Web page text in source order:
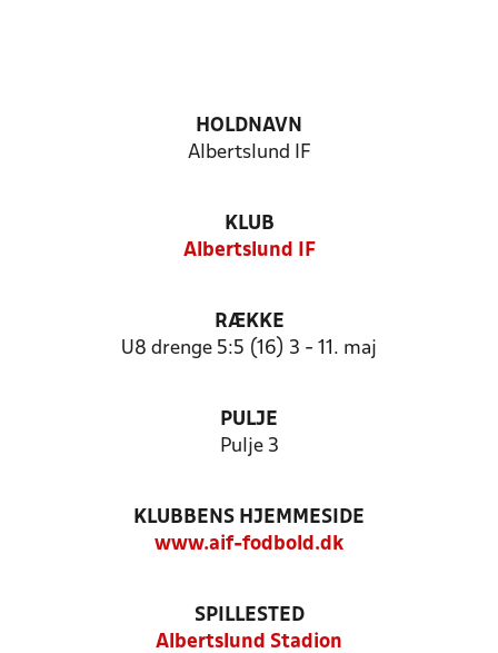
HOLDNAVN
Albertslund IF
KLUB
Albertslund IF
RÆKKE
U8 drenge 5:5 (16) 3 - 11. maj
PULJE
Pulje 3
KLUBBENS HJEMMESIDE
www.aif-fodbold.dk
SPILLESTED
Albertslund Stadion